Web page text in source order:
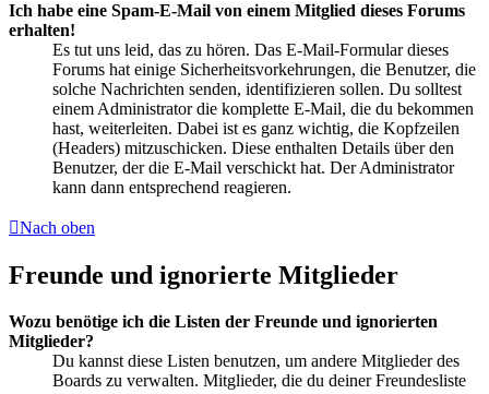
Ich habe eine Spam-E-Mail von einem Mitglied dieses Forums
erhalten!
Es tut uns leid, das zu hören. Das E-Mail-Formular dieses
Forums hat einige Sicherheitsvorkehrungen, die Benutzer, die
solche Nachrichten senden, identifizieren sollen. Du solltest
einem Administrator die komplette E-Mail, die du bekommen
hast, weiterleiten. Dabei ist es ganz wichtig, die Kopfzeilen
(Headers) mitzuschicken. Diese enthalten Details über den
Benutzer, der die E-Mail verschickt hat. Der Administrator
kann dann entsprechend reagieren.
Nach oben
Freunde und ignorierte Mitglieder
Wozu benötige ich die Listen der Freunde und ignorierten
Mitglieder?
Du kannst diese Listen benutzen, um andere Mitglieder des
Boards zu verwalten. Mitglieder, die du deiner Freundesliste